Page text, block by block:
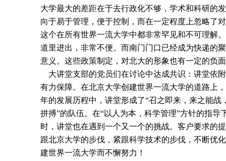
大学最大的差距在于去行政化不够，学术和科研的
向于易于管理，便于控制，而在一定程度上忽略了
这个在所有世界一流大学中都非常罕见和不可理解
道里进出，非常不便。而南门门口已经成为快递的
意义。这些政策制定，对北大的形象也有一定的负
大讲堂支部的党员们在讨论中达成共识：讲堂依
有力保障。在北京大学创建世界一流大学的道路上
年的发展历程中，讲堂形成了“召之即来，来之能
拼搏”的队伍。在“以人为本，科学管理”方针的指
时，讲堂也在遇到一个又一个的挑战。客户要求的
跟北京大学的步伐，紧跟科学技术的步伐，不断优
建世界一流大学而不懈努力！